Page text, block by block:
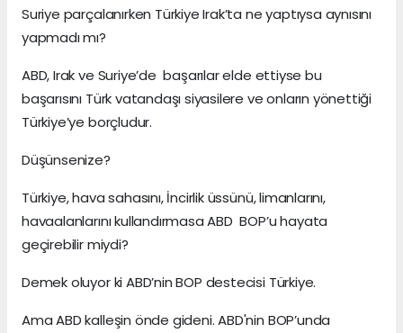
Suriye parçalanırken Türkiye Irak’ta ne yaptıysa aynısını
yapmadı mı?
ABD, Irak ve Suriye’de başarılar elde ettiyse bu
başarısını Türk vatandaşı siyasilere ve onların yönettiği
Türkiye’ye borçludur.
Düşünsenize?
Türkiye, hava sahasını, İncirlik üssünü, limanlarını,
havaalanlarını kullandırmasa ABD BOP’u hayata
geçirebilir miydi?
Demek oluyor ki ABD’nin BOP destecisi Türkiye.
Ama ABD kalleşin önde gideni. ABD'nin BOP’unda